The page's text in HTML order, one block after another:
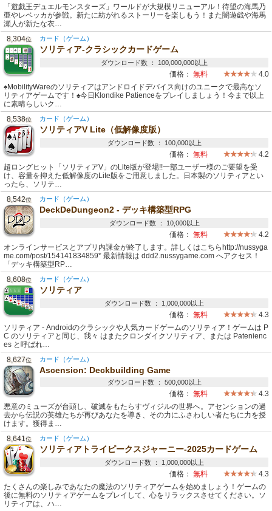
「遊戯王デュエルモンスターズ」ワールドが大規模リニューアル！待望の海馬乃
亜やレベッカが参戦。新たに紡がれるストーリーを楽しもう！また闇遊戯や海馬
瀬人が新たな衣…
8,304位 カード（ゲーム）
ソリティア‐クラシックカードゲーム
ダウンロード数 ： 100,000,000以上
価格： 無料
4.0
♠MobilityWareのソリティアはアンドロイドデバイス向けのユニークで最高なソ
リティアゲームです！♠今日Klondike Patienceをプレイしましょう！今まで以上
に素晴らしいク…
8,538位 カード（ゲーム）
ソリティアV Lite（低解像度版）
ダウンロード数 ： 100,000以上
価格： 無料
4.2
超ロングヒット「ソリティアV」のLite版が登場!!一部ユーザー様のご要望を受
け、容量を抑えた低解像度のLite版をご用意しました。日本製のソリティアとい
ったら、ソリテ…
8,542位 カード（ゲーム）
DeckDeDungeon2 - デッキ構築型RPG
ダウンロード数 ： 10,000以上
価格： 無料
4.2
オンラインサービスとアプリ内課金が終了します。詳しくはこちらhttp://nussyga
me.com/post/154141834859* 最新情報は ddd2.nussygame.com へアクセス！
「デッキ構築型RP…
8,608位 カード（ゲーム）
ソリティア
ダウンロード数 ： 1,000,000以上
価格： 無料
4.3
ソリティア - Androidのクラシックや人気カードゲームのソリティア！ゲームは P
C のソリティアと同じ、我々 はまたクロンダイクソリティア、または Patenienc
es と呼ばれ…
8,627位 カード（ゲーム）
Ascension: Deckbuilding Game
ダウンロード数 ： 500,000以上
価格： 無料
4.3
悪意のミューズが台頭し、破滅をもたらすヴィジルの世界へ。アセンションの過
去から伝説の英雄たちが再びあなたを導き、その力にふさわしい者たちに力を授
けます。獲得ま…
8,641位 カード（ゲーム）
ソリティアトライピークスジャーニー-2025カードゲーム
ダウンロード数 ： 1,000,000以上
価格： 無料
4.3
たくさんの楽しみであなたの魔法のソリティアゲームを始めましょう！ゲームの
後に無料のソリティアゲームをプレイして、心をリラックスさせてください。ソ
リティアは、ハ…